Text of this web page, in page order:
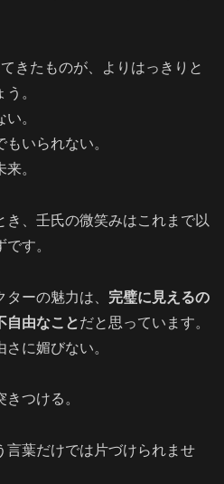
きたものが、よりはっきりと
。
。
いられない。
。
き、壬氏の微笑みはこれまで以
す。
ーの魅力は、 完璧に見えるの
自由なことだと思っています。
に媚びない。
つける。
言葉だけでは片づけられませ